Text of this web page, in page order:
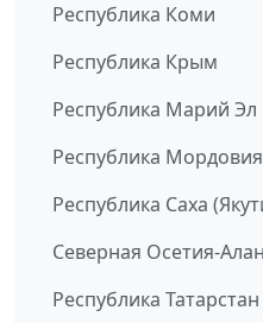
Республика Коми
Республика Крым
Республика Марий Эл
Республика Мордовия
Республика Саха
Северная Осетия-
Республика Татарстан